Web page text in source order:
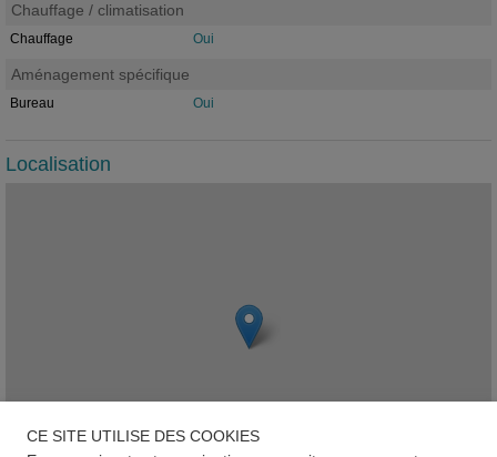
Chauffage / climatisation
Chauffage Oui
Aménagement spécifique
Bureau Oui
Localisation
CE SITE UTILISE DES COOKIES